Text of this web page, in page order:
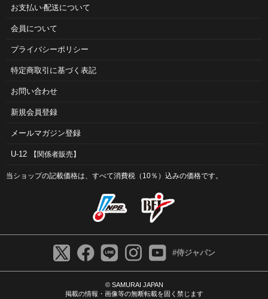
お⽀払い‧配送について
会員について
プライバシーポリシー
特定商取引に基づく表記
お問い合わせ
新規会員登録
メールマガジン登録
U-12 【関係者販売】
当ショップの記載価格は、すべて消費税（10％）込みの価格です。
#侍ジャパン
© SAMURAI JAPAN
掲載の情報・画像等の無断転載を固く禁じます